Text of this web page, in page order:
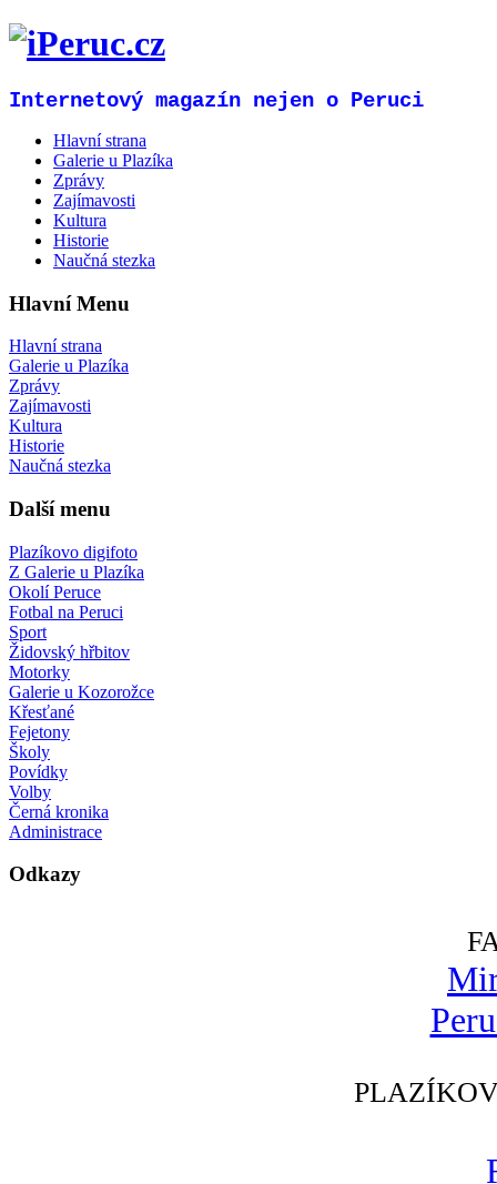
Internetový magazín nejen o Peruci
Hlavní strana
Galerie u Plazíka
Zprávy
Zajímavosti
Kultura
Historie
Naučná stezka
Hlavní Menu
Hlavní strana
Galerie u Plazíka
Zprávy
Zajímavosti
Kultura
Historie
Naučná stezka
Další menu
Plazíkovo digifoto
Z Galerie u Plazíka
Okolí Peruce
Fotbal na Peruci
Sport
Židovský hřbitov
Motorky
Galerie u Kozorožce
Křesťané
Fejetony
Školy
Povídky
Volby
Černá kronika
Administrace
Odkazy